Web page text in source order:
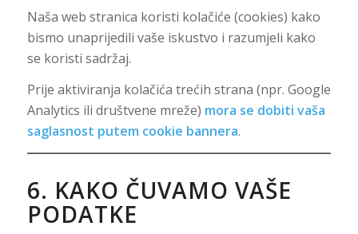
Naša web stranica koristi kolačiće (cookies) kako
bismo unaprijedili vaše iskustvo i razumjeli kako
se koristi sadržaj.
Prije aktiviranja kolačića trećih strana (npr. Google
Analytics ili društvene mreže) mora se dobiti vaša
saglasnost putem cookie bannera.
6. KAKO ČUVAMO VAŠE
PODATKE